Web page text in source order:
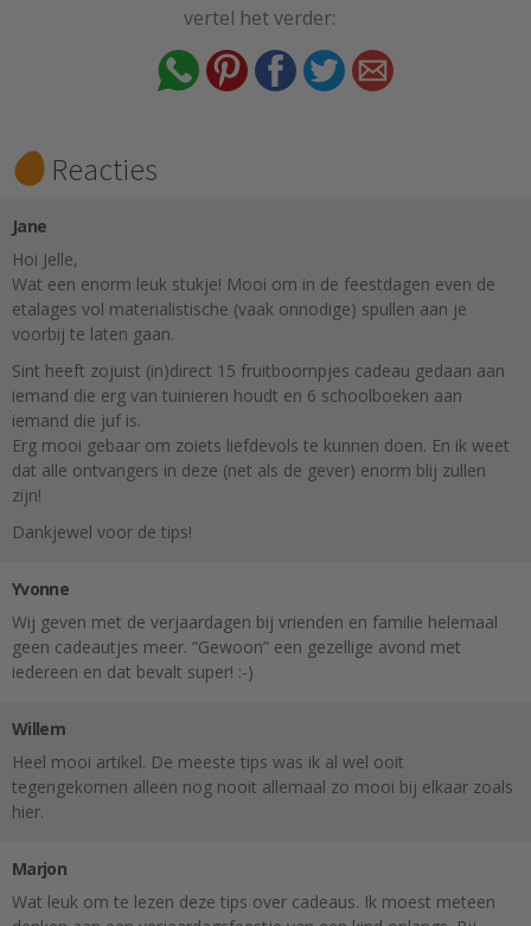
vertel het verder:
Reacties
Jane
Hoi Jelle,
Wat een enorm leuk stukje! Mooi om in de feestdagen even de
etalages vol materialistische (vaak onnodige) spullen aan je
voorbij te laten gaan.
Sint heeft zojuist (in)direct 15 fruitboompjes cadeau gedaan aan
iemand die erg van tuinieren houdt en 6 schoolboeken aan
iemand die juf is.
Erg mooi gebaar om zoiets liefdevols te kunnen doen. En ik weet
dat alle ontvangers in deze (net als de gever) enorm blij zullen
zijn!
Dankjewel voor de tips!
Yvonne
Wij geven met de verjaardagen bij vrienden en familie helemaal
geen cadeautjes meer. “Gewoon” een gezellige avond met
iedereen en dat bevalt super! :-)
Willem
Heel mooi artikel. De meeste tips was ik al wel ooit
tegengekomen alleen nog nooit allemaal zo mooi bij elkaar zoals
hier.
Marjon
Wat leuk om te lezen deze tips over cadeaus. Ik moest meteen